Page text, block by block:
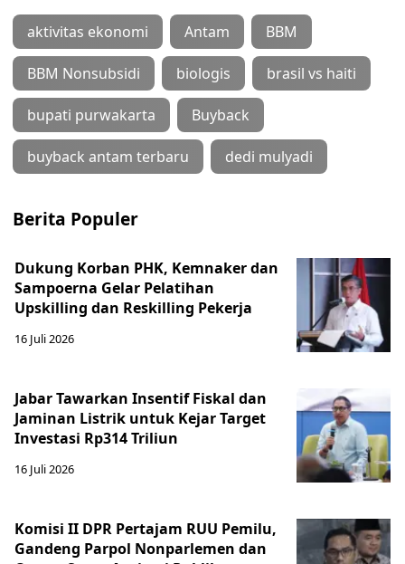
aktivitas ekonomi Antam BBM
BBM Nonsubsidi biologis brasil vs haiti
bupati purwakarta Buyback
buyback antam terbaru dedi mulyadi
Berita Populer
Dukung Korban PHK, Kemnaker dan
Sampoerna Gelar Pelatihan
Upskilling dan Reskilling Pekerja
16 Juli 2026
Jabar Tawarkan Insentif Fiskal dan
Jaminan Listrik untuk Kejar Target
Investasi Rp314 Triliun
16 Juli 2026
Komisi II DPR Pertajam RUU Pemilu,
Gandeng Parpol Nonparlemen dan